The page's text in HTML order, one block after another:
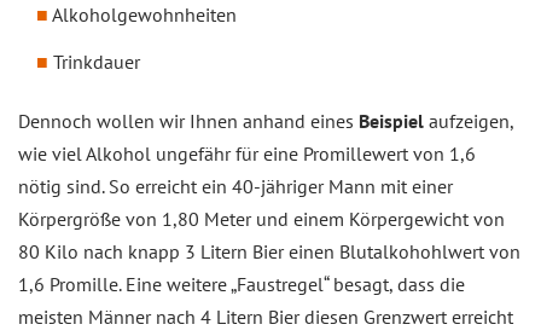
Alkoholgewohnheiten
Trinkdauer
Dennoch wollen wir Ihnen anhand eines Beispiel aufzeigen,
wie viel Alkohol ungefähr für eine Promillewert von 1,6
nötig sind. So erreicht ein 40-jähriger Mann mit einer
Körpergröße von 1,80 Meter und einem Körpergewicht von
80 Kilo nach knapp 3 Litern Bier einen Blutalkohohlwert von
1,6 Promille. Eine weitere „Faustregel“ besagt, dass die
meisten Männer nach 4 Litern Bier diesen Grenzwert erreicht